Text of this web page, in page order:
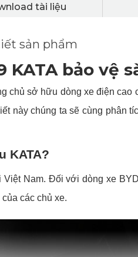
tài liệu
sản phẩm
KATA bảo vệ
sở hữu dòng xe điện cao
này chúng ta sẽ cùng phân
KATA?
Nam. Đối với dòng xe
các chủ xe.